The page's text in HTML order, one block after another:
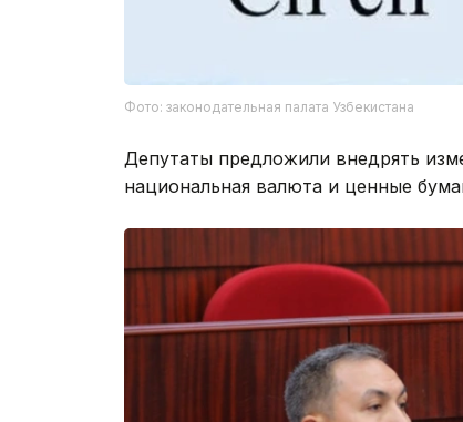
Фото: законодательная палата Узбекистана
Депутаты предложили внедрять
национальная валюта и ценные